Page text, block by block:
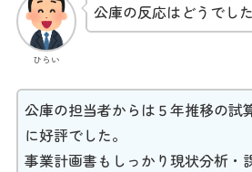
ひらい
公庫の反応はどうでし
公庫の担当者からは５年推移の試
に好評でした。
事業計画書もしっかり現状分析・